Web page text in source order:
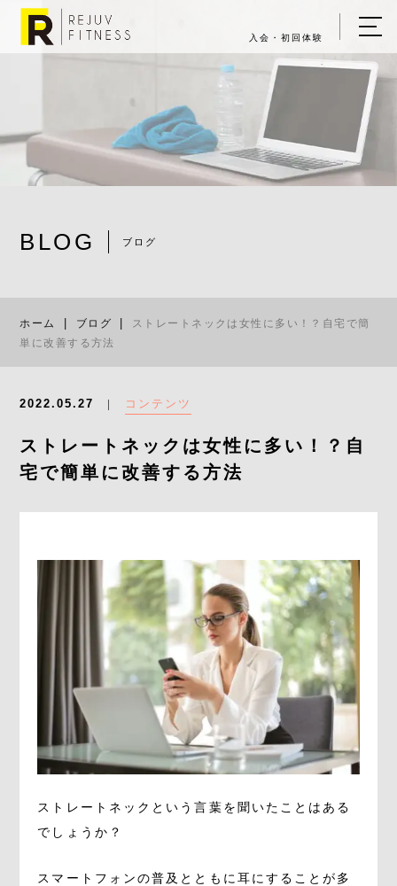
入会・初回体験
BLOG ブログ
ホーム ブログ
ストレートネックは女性に多い！？自宅で簡
単に改善する方法
2022.05.27 コンテンツ
ストレートネックは女性に多い！？自
宅で簡単に改善する方法
ストレートネックという言葉を聞いたことはある
でしょうか？
スマートフォンの普及とともに耳にすることが多
ホーム
キャンペーン情報
▼ REJUV FITNESSについて
店舗一覧
よくあるご質問
求人情報
入会・初回体験はこちら